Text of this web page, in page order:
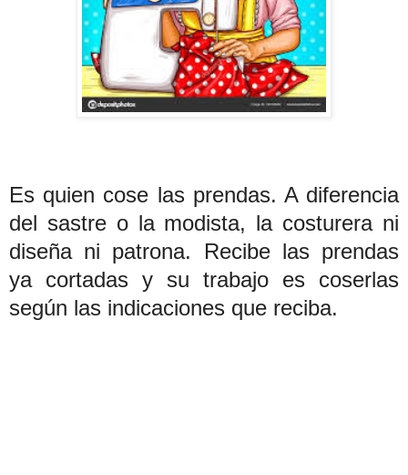
Es quien cose las prendas. A diferencia
del sastre o la modista, la costurera ni
diseña ni patrona. Recibe las prendas
ya cortadas y su trabajo es coserlas
según las indicaciones que reciba.